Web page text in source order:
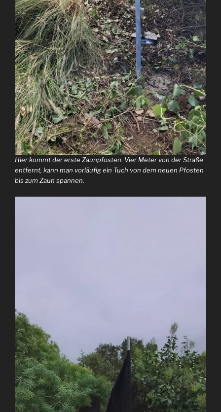
Hier kommt der erste Zaunpfosten. Vier Meter von der Straße
entfernt, kann man vorläufig ein Tuch von dem neuen Pfosten
bis zum Zaun spannen.